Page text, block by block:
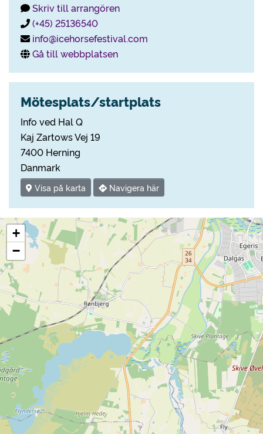
Skriv till arrangören
(+45) 25136540
info@icehorsefestival.com
Gå till webbplatsen
Mötesplats/startplats
Info ved Hal Q
Kaj Zartows Vej 19
7400 Herning
Danmark
Visa på karta Navigera här
+
−